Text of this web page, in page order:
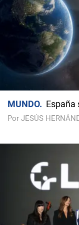
MUNDO España
Por JESÚS